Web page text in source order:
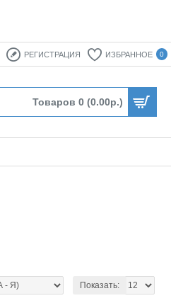
РЕГИСТРАЦИЯ ИЗБРАННОЕ 0
Товаров 0 (0.00р.)
Показать: